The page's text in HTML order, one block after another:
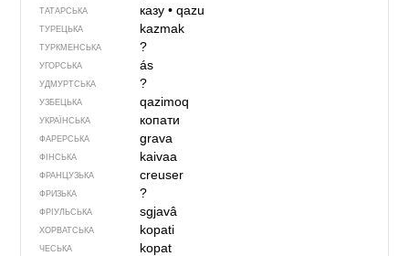
ТАТАРСЬКА казу• qazu
ТУРЕЦЬКА kazmak
ТУРКМЕНСЬКА ?
УГОРСЬКА ás
УДМУРТСЬКА ?
УЗБЕЦЬКА qazimoq
УКРАЇНСЬКА копати
ФАРЕРСЬКА grava
ФІНСЬКА kaivaa
ФРАНЦУЗЬКА creuser
ФРИЗЬКА ?
ФРІУЛЬСЬКА sgjavâ
ХОРВАТСЬКА kopati
ЧЕСЬКА kopat